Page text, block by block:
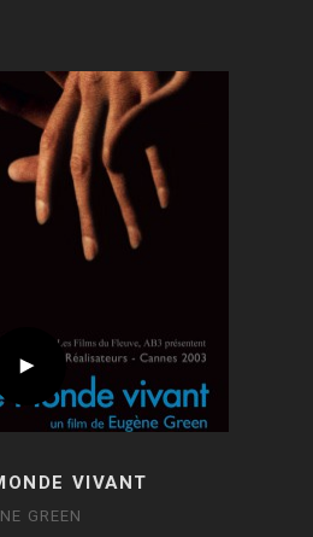
VIVANT
GREEN